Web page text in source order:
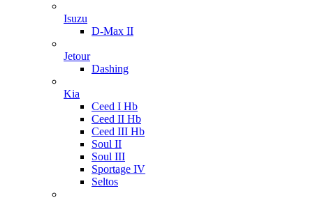
Isuzu
D-Max II
Jetour
Dashing
Kia
Ceed I Hb
Ceed II Hb
Ceed III Hb
Soul II
Soul III
Sportage IV
Seltos